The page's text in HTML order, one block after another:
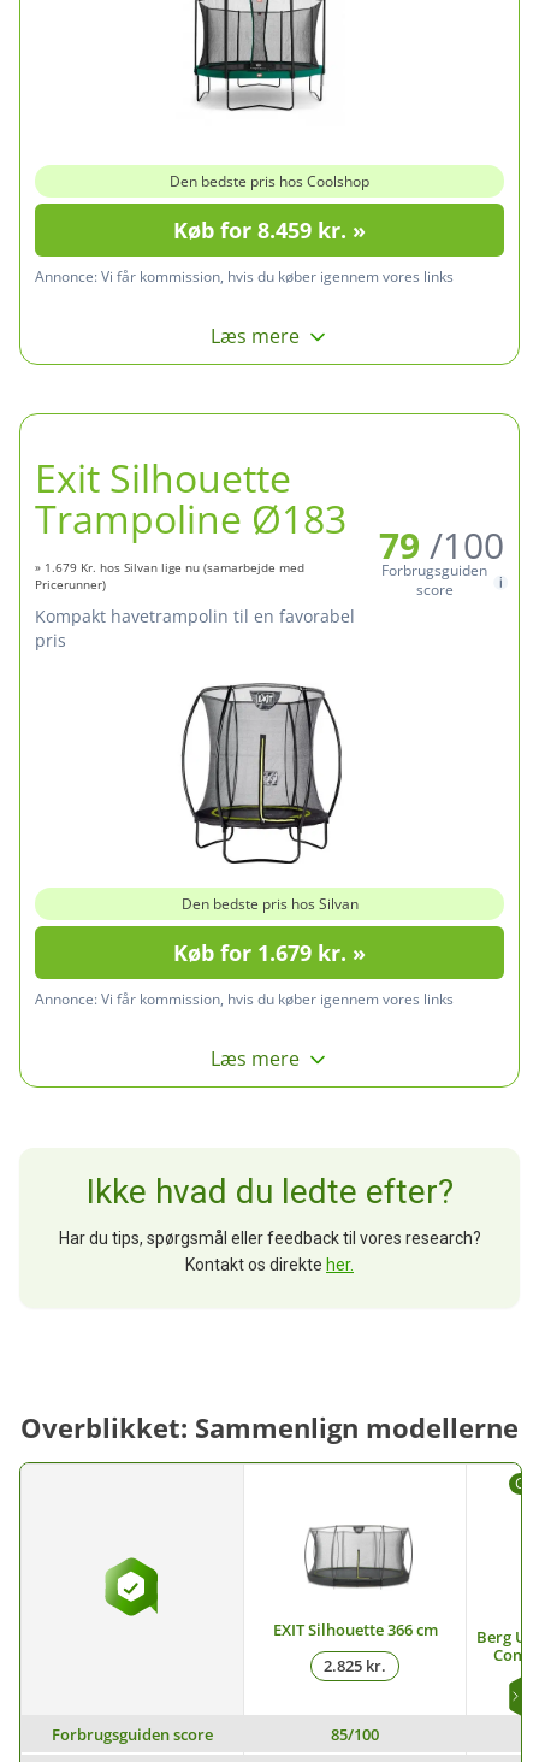
Den bedste pris hos Coolshop
Køb for 8.459 kr. »
Annonce:Vi får kommission, hvis du køber igennem vores links
Læs mere
Exit Silhouette
Trampoline Ø183
» 1.679 Kr. hos Silvan lige nu (samarbejde med
Pricerunner)
kompakt havetrampolin til en favorabel
pris
79 /100
Forbrugsguiden
score
Den bedste pris hos Silvan
Køb for 1.679 kr. »
Annonce:Vi får kommission, hvis du køber igennem vores links
Læs mere
Ikke hvad du ledte efter?
Har du tips, spørgsmål eller feedback til vores research?
Kontakt os direkte her.
Overblikket: Sammenlign modellerne
EXIT Silhouette 366 cm
2.825 kr.
Berg
Forbrugsguiden score 85/100